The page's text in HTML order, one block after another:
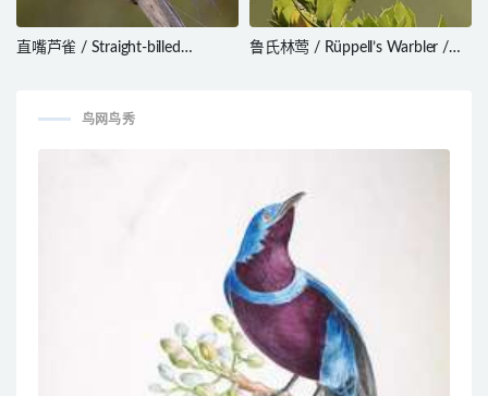
直嘴芦雀 / Straight-billed
鲁氏林莺 / Rüppell’s Warbler /
鸟网鸟秀